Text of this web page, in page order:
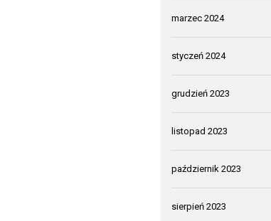
marzec 2024
styczeń 2024
grudzień 2023
listopad 2023
październik 2023
sierpień 2023